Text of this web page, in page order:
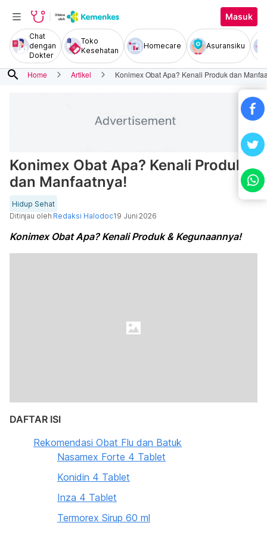
Masuk
Chat
dengan
Dokter
Toko
Kesehatan
Homecare Asuransiku
search Home Artikel Konimex Obat Apa? Kenali Produk dan
Konimex Obat Apa? Kenali Produk
dan Manfaatnya!
Hidup Sehat
Ditinjau oleh Redaksi Halodoc19 Juni 2026
Konimex Obat Apa? Kenali Produk & Kegunaannya!
DAFTAR ISI
Rekomendasi Obat Flu dan Batuk
Nasamex Forte 4 Tablet
Konidin 4 Tablet
Inza 4 Tablet
Termorex Sirup 60 ml